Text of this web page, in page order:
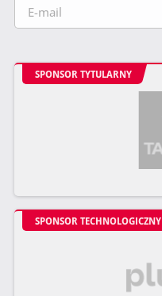
SPONSOR TYTULARNY
SPONSOR TECHNOLOGICZNY